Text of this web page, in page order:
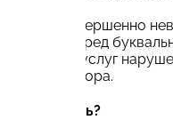
И уже совершенно
на год вперед
оказания услуг
Регистратора.
Что делать?